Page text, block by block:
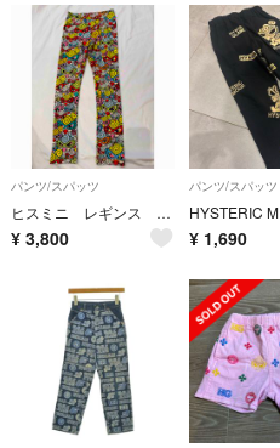
パンツ/スパッツ
ヒスミニ レギンス 総柄 120
¥ 3,800
パンツ/スパッツ
¥ 1,690